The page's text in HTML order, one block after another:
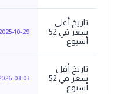
تاريخ أعلى
سعر في 52
أسبوع
10-29
تاريخ أقل
سعر في 52
أسبوع
03-03